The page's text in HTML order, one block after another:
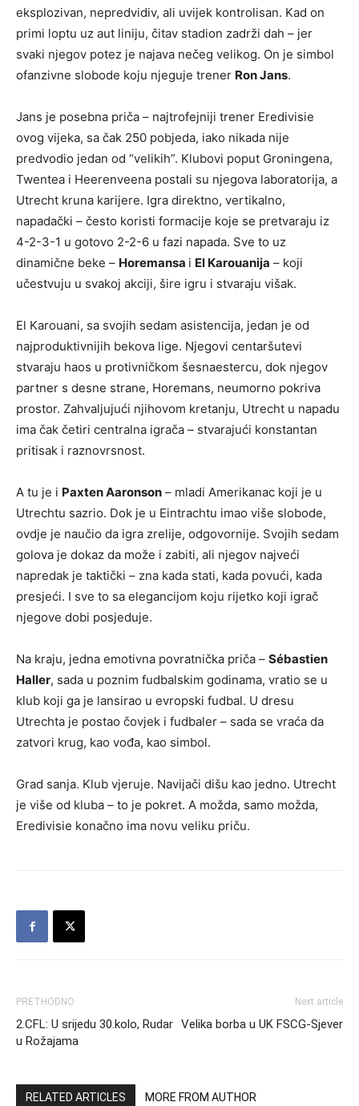
eksplozivan, nepredvidiv, ali uvijek kontrolisan. Kad on
primi loptu uz aut liniju, čitav stadion zadrži dah – jer
svaki njegov potez je najava nečeg velikog. On je simbol
ofanzivne slobode koju njeguje trener Ron Jans.
Jans je posebna priča – najtrofejniji trener Eredivisie
ovog vijeka, sa čak 250 pobjeda, iako nikada nije
predvodio jedan od “velikih”. Klubovi poput Groningena,
Twentea i Heerenveena postali su njegova laboratorija, a
Utrecht kruna karijere. Igra direktno, vertikalno,
napadački – često koristi formacije koje se pretvaraju iz
4-2-3-1 u gotovo 2-2-6 u fazi napada. Sve to uz
dinamične beke – Horemansa i El Karouanija – koji
učestvuju u svakoj akciji, šire igru i stvaraju višak.
El Karouani, sa svojih sedam asistencija, jedan je od
najproduktivnijih bekova lige. Njegovi centaršutevi
stvaraju haos u protivničkom šesnaestercu, dok njegov
partner s desne strane, Horemans, neumorno pokriva
prostor. Zahvaljujući njihovom kretanju, Utrecht u napadu
ima čak četiri centralna igrača – stvarajući konstantan
pritisak i raznovrsnost.
A tu je i Paxten Aaronson – mladi Amerikanac koji je u
Utrechtu sazrio. Dok je u Eintrachtu imao više slobode,
ovdje je naučio da igra zrelije, odgovornije. Svojih sedam
golova je dokaz da može i zabiti, ali njegov najveći
napredak je taktički – zna kada stati, kada povući, kada
presjeći. I sve to sa elegancijom koju rijetko koji igrač
njegove dobi posjeduje.
Na kraju, jedna emotivna povratnička priča – Sébastien
Haller, sada u poznim fudbalskim godinama, vratio se u
klub koji ga je lansirao u evropski fudbal. U dresu
Utrechta je postao čovjek i fudbaler – sada se vraća da
zatvori krug, kao vođa, kao simbol.
Grad sanja. Klub vjeruje. Navijači dišu kao jedno. Utrecht
je više od kluba – to je pokret. A možda, samo možda,
Eredivisie konačno ima novu veliku priču.
PRETHODNO
2.CFL: U srijedu 30.kolo, Rudar
u Rožajama
Next article
Velika borba u UK FSCG-Sjever
RELATED ARTICLES MORE FROM AUTHOR